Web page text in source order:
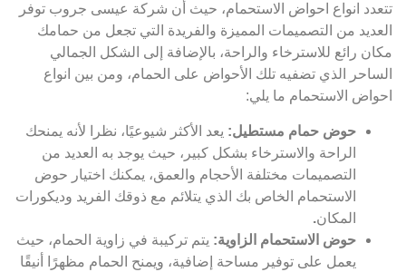
تتعدد انواع احواض الاستحمام، حيث أن شركة عيسى جروب توفر
العديد من التصميمات المميزة والفريدة التي تجعل من حمامك
مكان رائع للاسترخاء والراحة، بالإضافة إلى الشكل الجمالي
الساحر الذي تضفيه تلك الأحواض على الحمام، ومن بين انواع
احواض الاستحمام ما يلي:
حوض حمام مستطيل: يعد الأكثر شيوعيًا، نظرا لأنه يمنحك
الراحة والاسترخاء بشكل كبير، حيث يوجد به العديد من
التصميمات مختلفة الأحجام والعمق، يمكنك اختيار حوض
الاستحمام الخاص بك الذي يتلائم مع ذوقك الفريد وديكورات
المكان.
حوض الاستحمام الزاوية: يتم تركيبة في زاوية الحمام، حيث
يعمل على توفير مساحة إضافية، ويمنح الحمام مظهرًا أنيقًا